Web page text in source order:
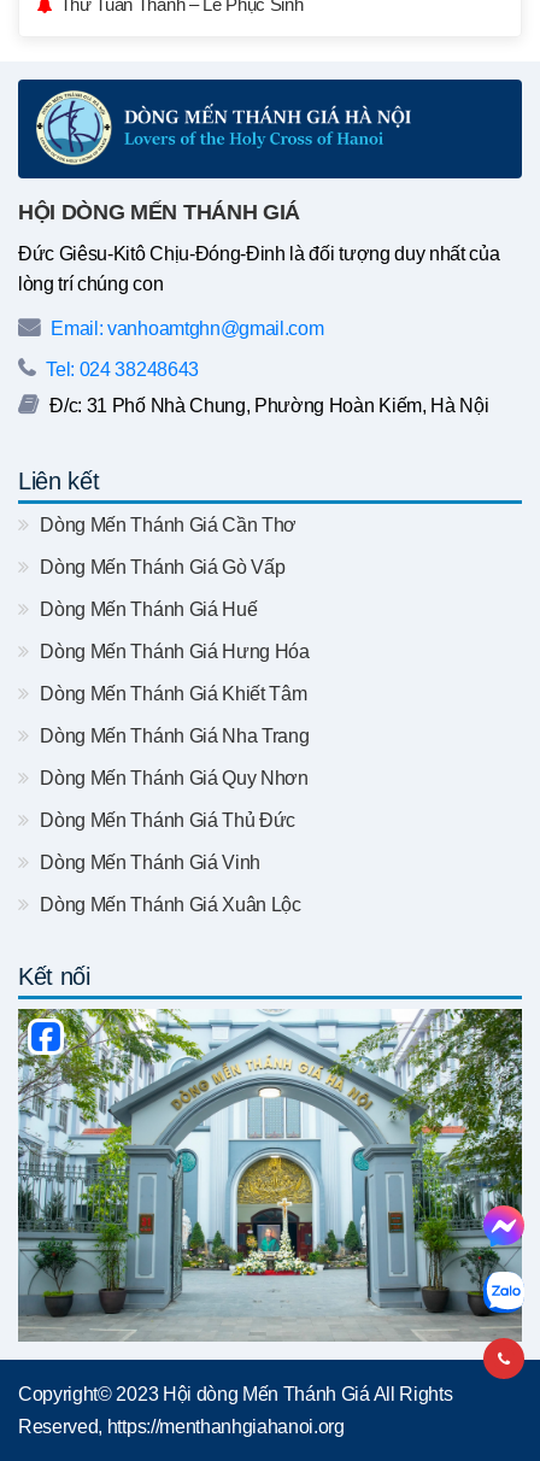
HỘI DÒNG MẾN THÁNH GIÁ
Đức Giêsu-Kitô Chịu-Đóng-Đinh là đối tượng duy nhất của
lòng trí chúng con
Email: vanhoamtghn@gmail.com
Tel: 024 38248643
Đ/c: 31 Phố Nhà Chung, Phường Hoàn Kiếm, Hà Nội
Liên kết
Dòng Mến Thánh Giá Cần Thơ
Dòng Mến Thánh Giá Gò Vấp
Dòng Mến Thánh Giá Huế
Dòng Mến Thánh Giá Hưng Hóa
Dòng Mến Thánh Giá Khiết Tâm
Dòng Mến Thánh Giá Nha Trang
Dòng Mến Thánh Giá Quy Nhơn
Dòng Mến Thánh Giá Thủ Đức
Dòng Mến Thánh Giá Vinh
Dòng Mến Thánh Giá Xuân Lộc
Kết nối
Copyright© 2023 Hội dòng Mến Thánh Giá All Rights
Reserved, https://menthanhgiahanoi.org